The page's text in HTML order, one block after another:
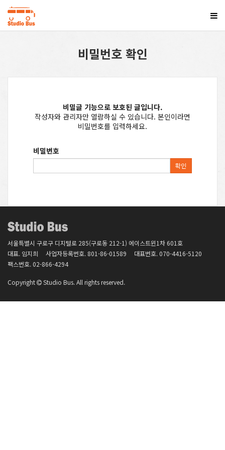
비밀번호 확인
비밀글 기능으로 보호된 글입니다.
작성자와 관리자만 열람하실 수 있습니다. 본인이라면
비밀번호를 입력하세요.
비밀번호
확인
서울특별시 구로구 디지털로 285(구로동 212-1) 에이스트윈1차 601호
대표. 임지희
사업자등록번호. 801-86-01589 대표번호. 070-4416-5120
팩스번호. 02-866-4294
Copyright Studio Bus. All rights reserved.